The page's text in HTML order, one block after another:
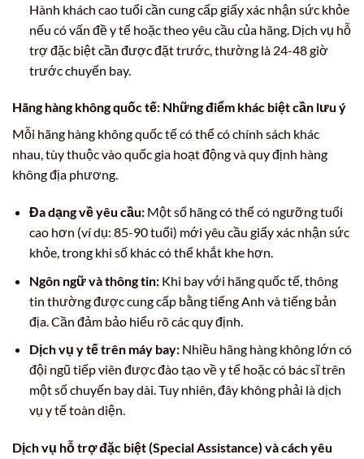
Hành khách cao tuổi cần cung cấp giấy xác nhận sức khỏe
nếu có vấn đề y tế hoặc theo yêu cầu của hãng. Dịch vụ hỗ
trợ đặc biệt cần được đặt trước, thường là 24-48 giờ
trước chuyến bay.
Hãng hàng không quốc tế: Những điểm khác biệt cần lưu ý
Mỗi hãng hàng không quốc tế có thể có chính sách khác
nhau, tùy thuộc vào quốc gia hoạt động và quy định hàng
không địa phương.
Đa dạng về yêu cầu:Một số hãng có thể có ngưỡng tuổi
cao hơn (ví dụ: 85-90 tuổi) mới yêu cầu giấy xác nhận sức
khỏe, trong khi số khác có thể khắt khe hơn.
Ngôn ngữ và thông tin:Khi bay với hãng quốc tế, thông
tin thường được cung cấp bằng tiếng Anh và tiếng bản
địa. Cần đảm bảo hiểu rõ các quy định.
Dịch vụ y tế trên máy bay:Nhiều hãng hàng không lớn có
đội ngũ tiếp viên được đào tạo về y tế hoặc có bác sĩ trên
một số chuyến bay dài. Tuy nhiên, đây không phải là dịch
vụ y tế toàn diện.
Dịch vụ hỗ trợ đặc biệt (Special Assistance) và cách yêu